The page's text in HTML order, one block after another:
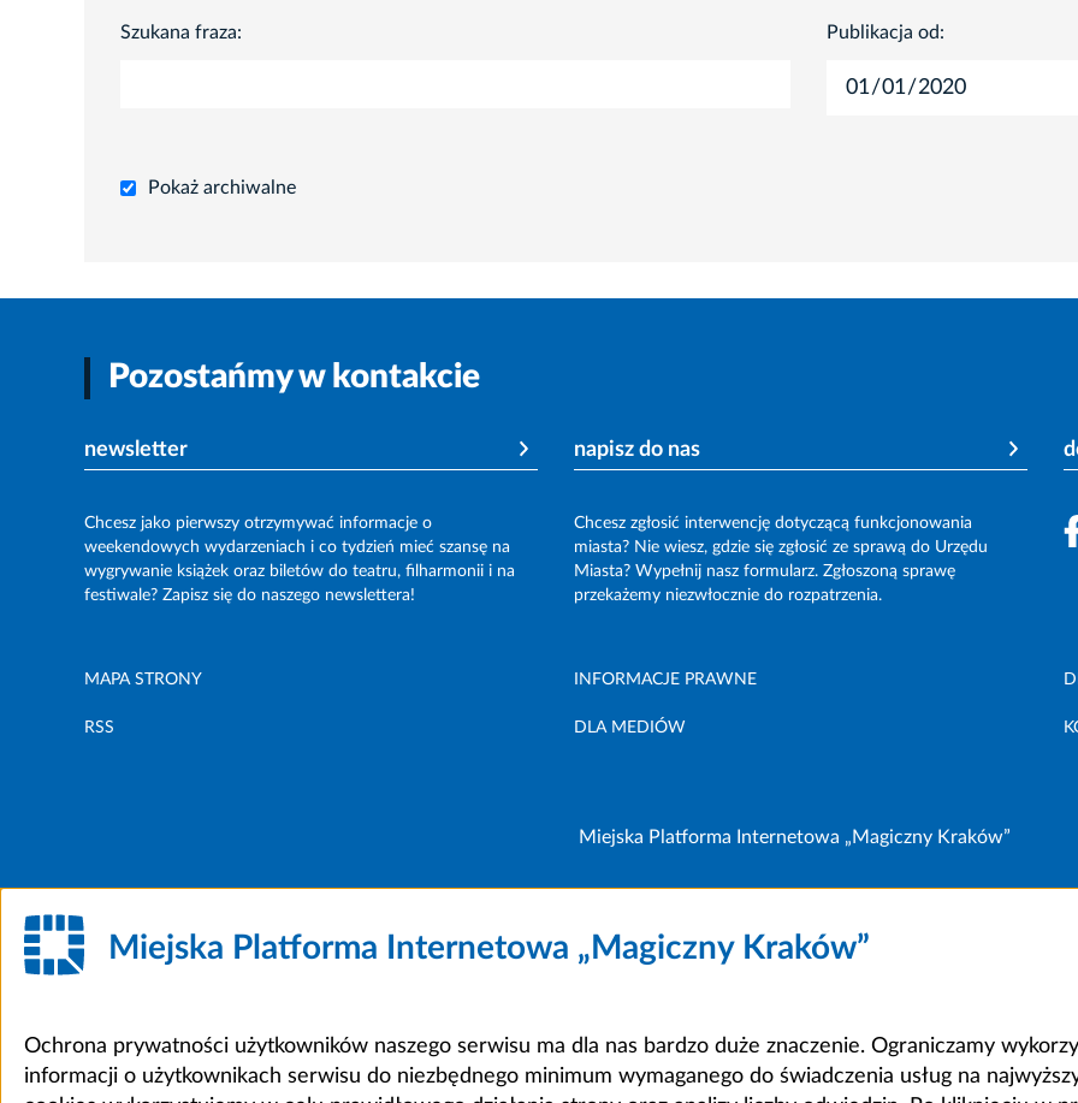
Szukana fraza: Publikacja od:
Pokaż archiwalne
Pozostańmy w kontakcie
newsletter
Chcesz jako pierwszy otrzymywać informacje o
weekendowych wydarzeniach i co tydzień mieć szansę na
wygrywanie książek oraz biletów do teatru, filharmonii i na
festiwale? Zapisz się do naszego newslettera!
napisz do nas
Chcesz zgłosić interwencję dotyczącą funkcjonowania
miasta? Nie wiesz, gdzie się zgłosić ze sprawą do Urzędu
Miasta? Wypełnij nasz formularz. Zgłoszoną sprawę
przekażemy niezwłocznie do rozpatrzenia.
MAPA STRONY INFORMACJE PRAWNE
RSS DLA MEDIÓW
Miejska Platforma Internetowa „Magiczny Kraków”
Miejska Platforma Internetowa „Magiczny Kraków”
Ochrona prywatności użytkowników naszego serwisu ma dla nas bardzo duże znaczenie. Ograniczamy
informacji o użytkownikach serwisu do niezbędnego minimum wymaganego do świadczenia usług na